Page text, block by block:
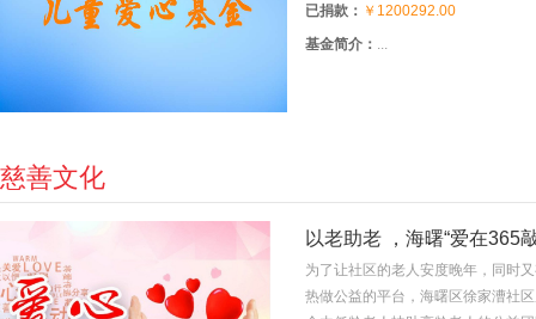
已捐款： ￥1200292.00
基金简介：
慈善文化
为了让社区的老人安度晚年，同时
热做公益的平台，海曙区徐家漕社